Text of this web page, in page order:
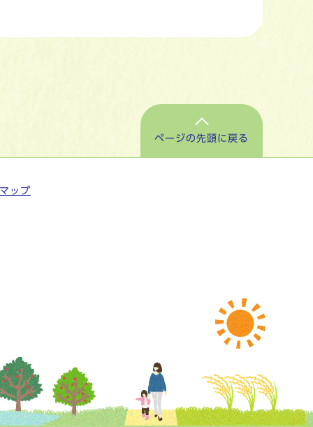
ページの先頭に戻る
ップ